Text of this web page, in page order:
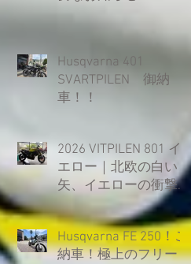
Husqvarna 401
SVARTPILEN 御納
車！！
2026 VITPILEN 801 イ
エロー｜北欧の白い
矢、イエローの衝撃
とともに覚醒。
Husqvarna FE 250！ご
納車！極上のフリー